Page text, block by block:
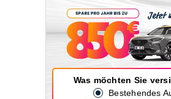
Was möchten Sie
Bestehendes